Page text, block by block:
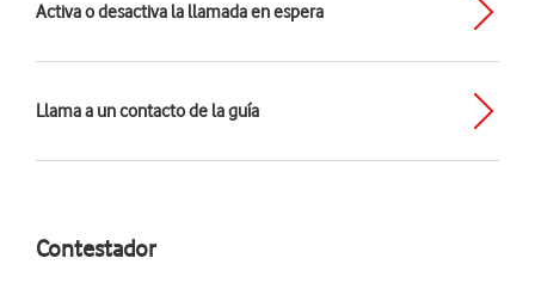
Activa o desactiva la llamada en espera
Llama a un contacto de la guía
Contestador